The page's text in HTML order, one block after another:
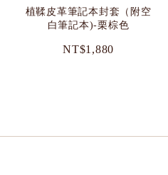
植鞣皮革筆記本封套（附空
白筆記本)-栗棕色
NT$1,880